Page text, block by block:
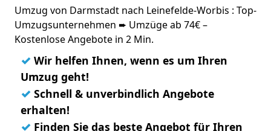
Umzug von Darmstadt nach Leinefelde-Worbis : Top-
Umzugsunternehmen ➨ Umzüge ab 74€ –
Kostenlose Angebote in 2 Min.
✓ Wir helfen Ihnen, wenn es um Ihren
Umzug geht!
✓ Schnell & unverbindlich Angebote
erhalten!
✓ Finden Sie das beste Angebot für Ihren